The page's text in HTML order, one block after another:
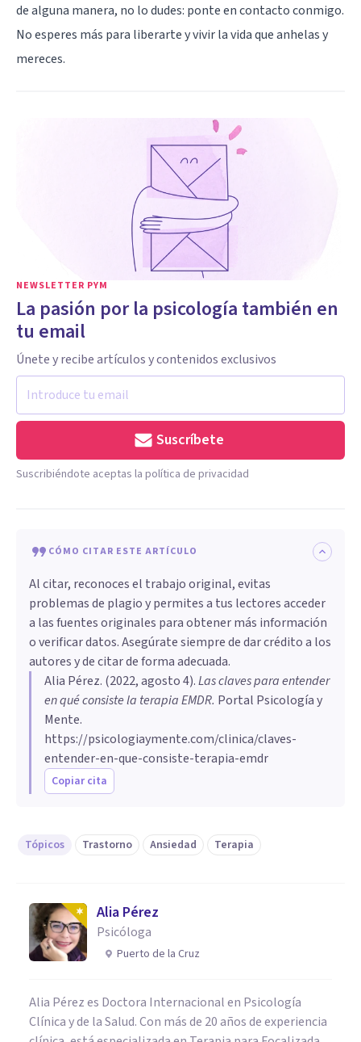
de alguna manera, no lo dudes: ponte en contacto conmigo.
No esperes más para liberarte y vivir la vida que anhelas y
mereces.
NEWSLETTER PYM
La pasión por la psicología también en
tu email
Únete y recibe artículos y contenidos exclusivos
Suscríbete
Suscribiéndote aceptas la política de privacidad
CÓMO CITAR ESTE ARTÍCULO
Al citar, reconoces el trabajo original, evitas
problemas de plagio y permites a tus lectores acceder
a las fuentes originales para obtener más información
o verificar datos. Asegúrate siempre de dar crédito a los
autores y de citar de forma adecuada.
Alia Pérez. (2022, agosto 4).Las claves para entender
en qué consiste la terapia EMDR. Portal Psicología y
Mente.
https://psicologiaymente.com/clinica/claves-
entender-en-que-consiste-terapia-emdr
Copiar cita
Tópicos Trastorno Ansiedad Terapia
Alia Pérez
Psicóloga
Puerto de la Cruz
Alia Pérez es Doctora Internacional en Psicología
Clínica y de la Salud. Con más de 20 años de experiencia